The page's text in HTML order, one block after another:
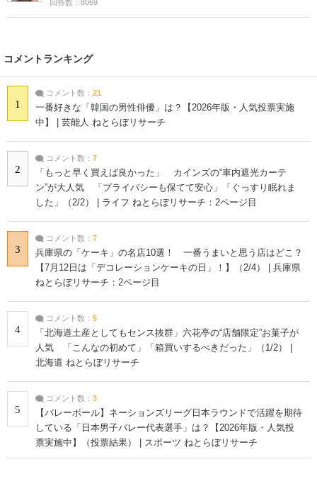
回答数：8069
コメントランキング
1
コメント数： 21
一番好きな「韓国の男性俳優」は？【2026年版・人気投票実施
中】 | 芸能人 ねとらぼリサーチ
2
コメント数： 7
「もっと早く買えば良かった」 カインズの“車内遮光カーテ
ン”が大人気 「プライバシーも保てて安心」「ぐっすり眠れま
した」（2/2） | ライフ ねとらぼリサーチ：2ページ目
3
コメント数： 7
兵庫県の「ケーキ」の名店10選！ 一番うまいと思う店はどこ？
【7月12日は「デコレーションケーキの日」！】（2/4） | 兵庫県
ねとらぼリサーチ：2ページ目
4
コメント数： 5
「北海道土産としてもセンス抜群」六花亭の“店舗限定”お菓子が
人気 「こんなの初めて」「箱買いするべきだった」（1/2） |
北海道 ねとらぼリサーチ
5
コメント数： 3
【バレーボール】ネーションズリーグ日本ラウンドで活躍を期待
している「日本男子バレー代表選手」は？【2026年版・人気投
票実施中】（投票結果） | スポーツ ねとらぼリサーチ